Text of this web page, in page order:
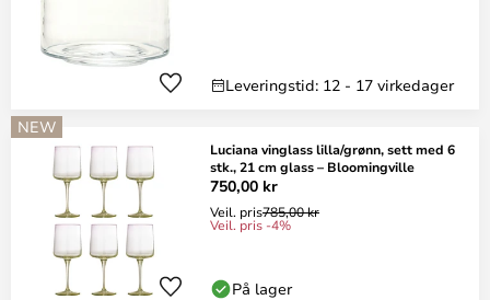
Leveringstid: 12 - 17 virkedager
NEW
Luciana vinglass lilla/grønn, sett med 6
stk., 21 cm glass – Bloomingville
750,00 kr
Veil. pris785,00 kr
Veil. pris -4%
På lager